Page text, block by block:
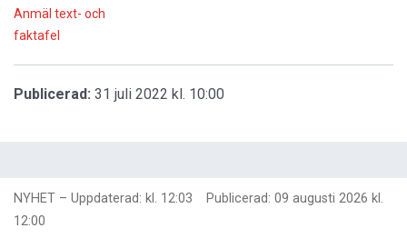
Anmäl text- och
faktafel
Publicerad: 31 juli 2022 kl. 10:00
NYHET – Uppdaterad: kl. 12:03 Publicerad: 09 augusti 2026 kl.
12:00